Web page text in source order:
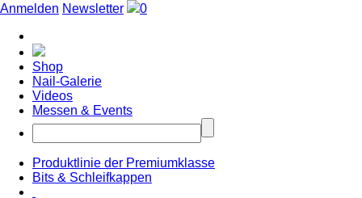
Anmelden Newsletter 0
Shop
Nail-Galerie
Videos
Messen & Events
Produktlinie der Premiumklasse
Bits & Schleifkappen